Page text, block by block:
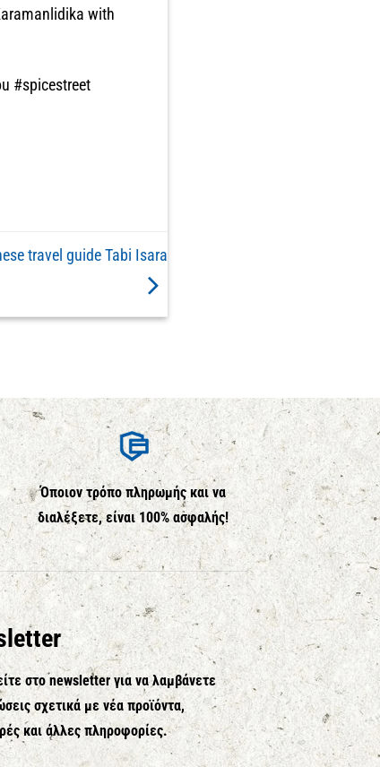
with
#spicestreet
travel guide Tabi Isara
Όποιον τρόπο πληρωμής και να
διαλέξετε, είναι 100% ασφαλής!
στο newsletter για να λαμβάνετε
σχετικά με νέα προϊόντα,
και άλλες πληροφορίες.